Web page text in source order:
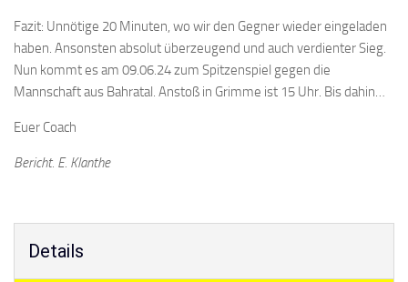
Fazit: Unnötige 20 Minuten, wo wir den Gegner wieder eingeladen
haben. Ansonsten absolut überzeugend und auch verdienter Sieg.
Nun kommt es am 09.06.24 zum Spitzenspiel gegen die
Mannschaft aus Bahratal. Anstoß in Grimme ist 15 Uhr. Bis dahin…
Euer Coach
Bericht. E. Klanthe
Details